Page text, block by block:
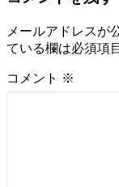
メールアドレスが
ている欄は必須項
コメント ※